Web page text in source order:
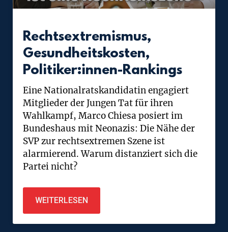
Rechtsextremismus,
Gesundheitskosten,
Politiker:innen-Rankings
Eine Nationalratskandidatin engagiert
Mitglieder der Jungen Tat für ihren
Wahlkampf, Marco Chiesa posiert im
Bundeshaus mit Neonazis: Die Nähe der
SVP zur rechtsextremen Szene ist
alarmierend. Warum distanziert sich die
Partei nicht?
WEITERLESEN